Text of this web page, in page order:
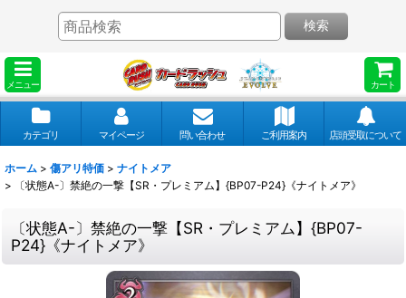
メニュー カート
検索
カテゴリ マイページ 問い合わせ ご利用案内 店頭受取について
ホーム > 傷アリ特価 > ナイトメア
>
〔状態A-〕禁絶の一撃【SR・プレミアム】{BP07-P24}《ナイトメア》
〔状態A-〕禁絶の一撃【SR・プレミアム】{BP07-
P24}《ナイトメア》